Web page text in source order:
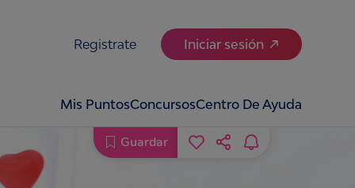
Registrate Iniciar sesión
Mis PuntosConcursosCentro De Ayuda
Guardar